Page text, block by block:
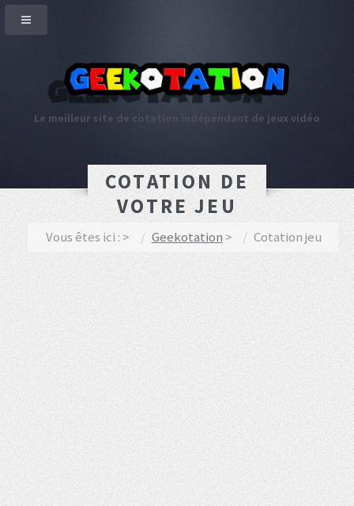
Le meilleur site de cotation indépendant de jeux vidéo
COTATION DE
VOTRE JEU
Vous êtes ici : Geekotation Cotation jeu